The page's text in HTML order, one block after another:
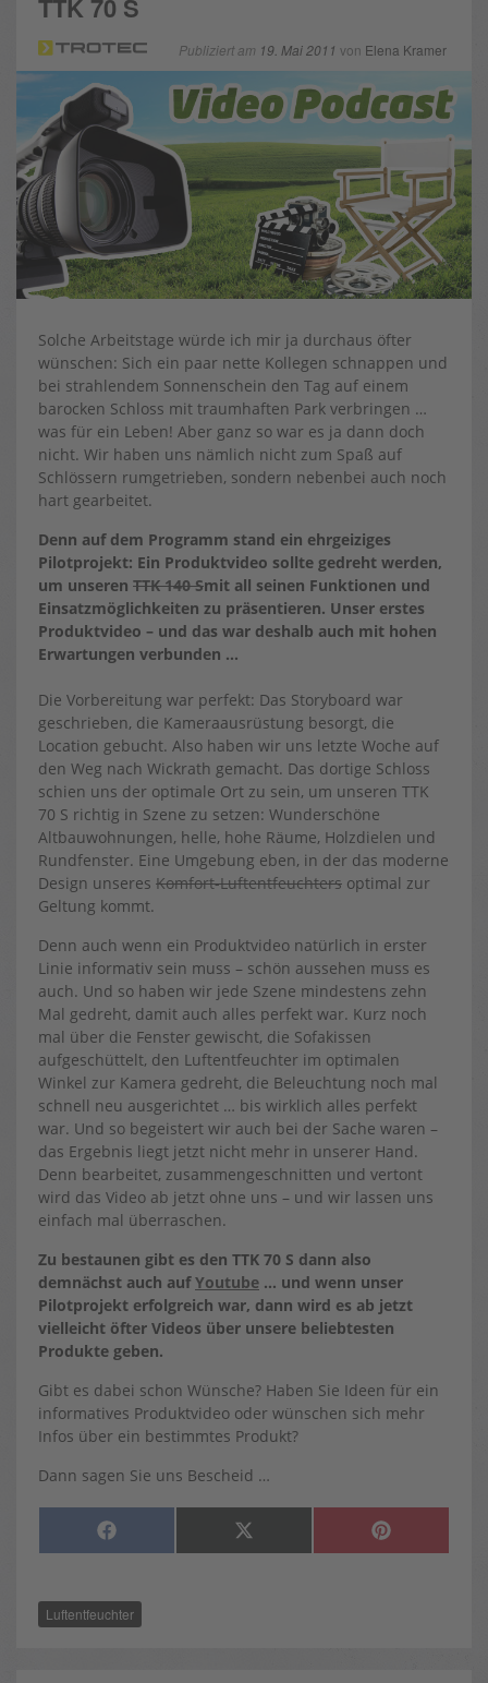
TTK 70 S
Publiziert am 19. Mai 2011 von Elena Kramer
Solche Arbeitstage würde ich mir ja durchaus öfter
wünschen: Sich ein paar nette Kollegen schnappen und
bei strahlendem Sonnenschein den Tag auf einem
barocken Schloss mit traumhaften Park verbringen …
was für ein Leben! Aber ganz so war es ja dann doch
nicht. Wir haben uns nämlich nicht zum Spaß auf
Schlössern rumgetrieben, sondern nebenbei auch noch
hart gearbeitet.
Denn auf dem Programm stand ein ehrgeiziges
Pilotprojekt: Ein Produktvideo sollte gedreht werden,
um unseren TTK 140 Smit all seinen Funktionen und
Einsatzmöglichkeiten zu präsentieren. Unser erstes
Produktvideo – und das war deshalb auch mit hohen
Erwartungen verbunden …
Die Vorbereitung war perfekt: Das Storyboard war
geschrieben, die Kameraausrüstung besorgt, die
Location gebucht. Also haben wir uns letzte Woche auf
den Weg nach Wickrath gemacht. Das dortige Schloss
schien uns der optimale Ort zu sein, um unseren TTK
70 S richtig in Szene zu setzen: Wunderschöne
Altbauwohnungen, helle, hohe Räume, Holzdielen und
Rundfenster. Eine Umgebung eben, in der das moderne
Design unseres Komfort-Luftentfeuchters optimal zur
Geltung kommt.
Denn auch wenn ein Produktvideo natürlich in erster
Linie informativ sein muss – schön aussehen muss es
auch. Und so haben wir jede Szene mindestens zehn
Mal gedreht, damit auch alles perfekt war. Kurz noch
mal über die Fenster gewischt, die Sofakissen
aufgeschüttelt, den Luftentfeuchter im optimalen
Winkel zur Kamera gedreht, die Beleuchtung noch mal
schnell neu ausgerichtet … bis wirklich alles perfekt
war. Und so begeistert wir auch bei der Sache waren –
das Ergebnis liegt jetzt nicht mehr in unserer Hand.
Denn bearbeitet, zusammengeschnitten und vertont
wird das Video ab jetzt ohne uns – und wir lassen uns
einfach mal überraschen.
Zu bestaunen gibt es den TTK 70 S dann also
demnächst auch aufYoutube … und wenn unser
Pilotprojekt erfolgreich war, dann wird es ab jetzt
vielleicht öfter Videos über unsere beliebtesten
Produkte geben.
Gibt es dabei schon Wünsche? Haben Sie Ideen für ein
informatives Produktvideo oder wünschen sich mehr
Infos über ein bestimmtes Produkt?
Dann sagen Sie uns Bescheid …
SHARE
F
A
O
O
K
SHARE
X
(
SHARE
P
I
Luftentfeuchter